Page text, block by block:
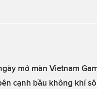
mở màn Vietnam
cạnh bầu không khí